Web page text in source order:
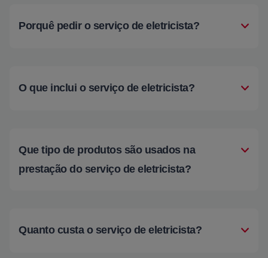
Porquê pedir o serviço de eletricista?
O que inclui o serviço de eletricista?
Que tipo de produtos são usados na
prestação do serviço de eletricista?
Quanto custa o serviço de eletricista?